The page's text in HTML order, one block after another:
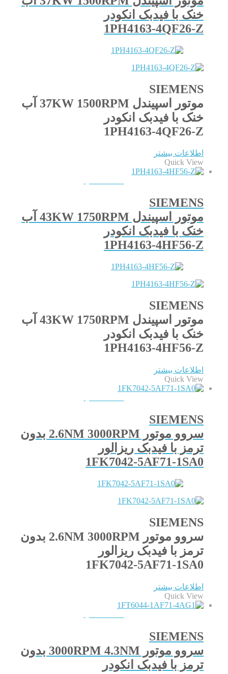
خنک با فیدبک انکودر
1PH4163-4QF26-Z
SIEMENS
موتور اسپیندل 37KW 1500RPM آب
خنک با فیدبک انکودر
1PH4163-4QF26-Z
اطلاعات بیشتر
Quick View
SIEMENS
موتور اسپیندل 43KW 1750RPM آب
خنک با فیدبک انکودر
1PH4163-4HF56-Z
SIEMENS
موتور اسپیندل 43KW 1750RPM آب
خنک با فیدبک انکودر
1PH4163-4HF56-Z
اطلاعات بیشتر
Quick View
SIEMENS
سروو موتور 2.6NM 3000RPM بدون
ترمز با فیدبک ریزالور
1FK7042-5AF71-1SA0
SIEMENS
سروو موتور 2.6NM 3000RPM بدون
ترمز با فیدبک ریزالور
1FK7042-5AF71-1SA0
اطلاعات بیشتر
Quick View
SIEMENS
سروو موتور 3000RPM 4.3NM بدون
ترمز با فیدبک انکودر